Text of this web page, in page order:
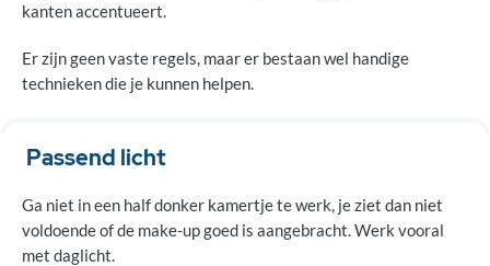
kanten accentueert.
Er zijn geen vaste regels, maar er bestaan wel handige
technieken die je kunnen helpen.
Passend licht
Ga niet in een half donker kamertje te werk, je ziet dan niet
voldoende of de make-up goed is aangebracht. Werk vooral
met daglicht.